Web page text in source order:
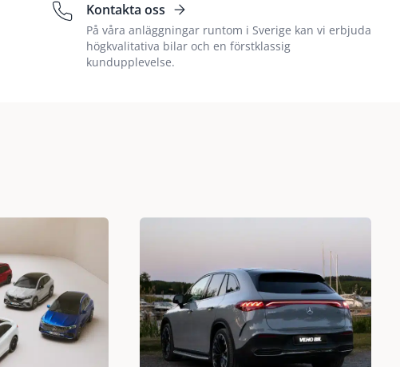
Kontakta oss
På våra anläggningar runtom i Sverige kan vi erbjuda
högkvalitativa bilar och en förstklassig
kundupplevelse.